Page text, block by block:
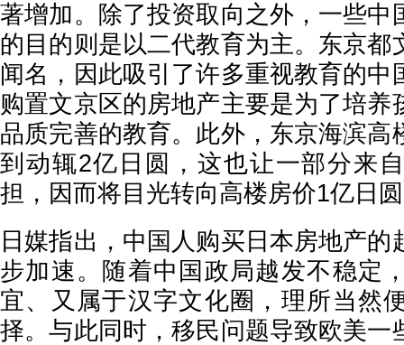
著增加。除了投资取向之外，一些中
的目的则是以二代教育为主。东京都
闻名，因此吸引了许多重视教育的中
购置文京区的房地产主要是为了培养
品质完善的教育。此外，东京海滨高
到动辄2亿日圆，这也让一部分来
担，因而将目光转向高楼房价1亿日
日媒指出，中国人购买日本房地产的
步加速。随着中国政局越发不稳定
宜、又属于汉字文化圈，理所当然
择。与此同时，移民问题导致欧美一